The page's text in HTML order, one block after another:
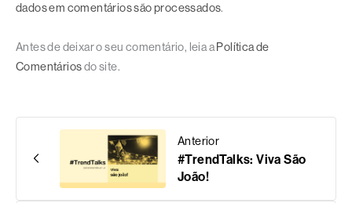
dados em comentários são processados.
Antes de deixar o seu comentário, leia a Política de
Comentáriosdo site.
Anterior
#TrendTalks: Viva São
João!